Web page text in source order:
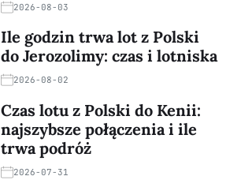
2026-08-03
Ile godzin trwa lot z Polski
do Jerozolimy: czas i lotniska
2026-08-02
Czas lotu z Polski do Kenii:
najszybsze połączenia i ile
trwa podróż
2026-07-31